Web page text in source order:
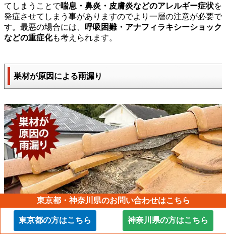
てしまうことで喘息・鼻炎・皮膚炎などのアレルギー症状を
発症させてしまう事がありますのでより一層の注意が必要で
す。最悪の場合には、
呼吸困難・アナフィラキシーショック
などの重症化も考えられます。
巣材が原因による雨漏り
東京都・神奈川県のお問い合わせはこちら
東京都の方はこちら 神奈川県の方はこちら